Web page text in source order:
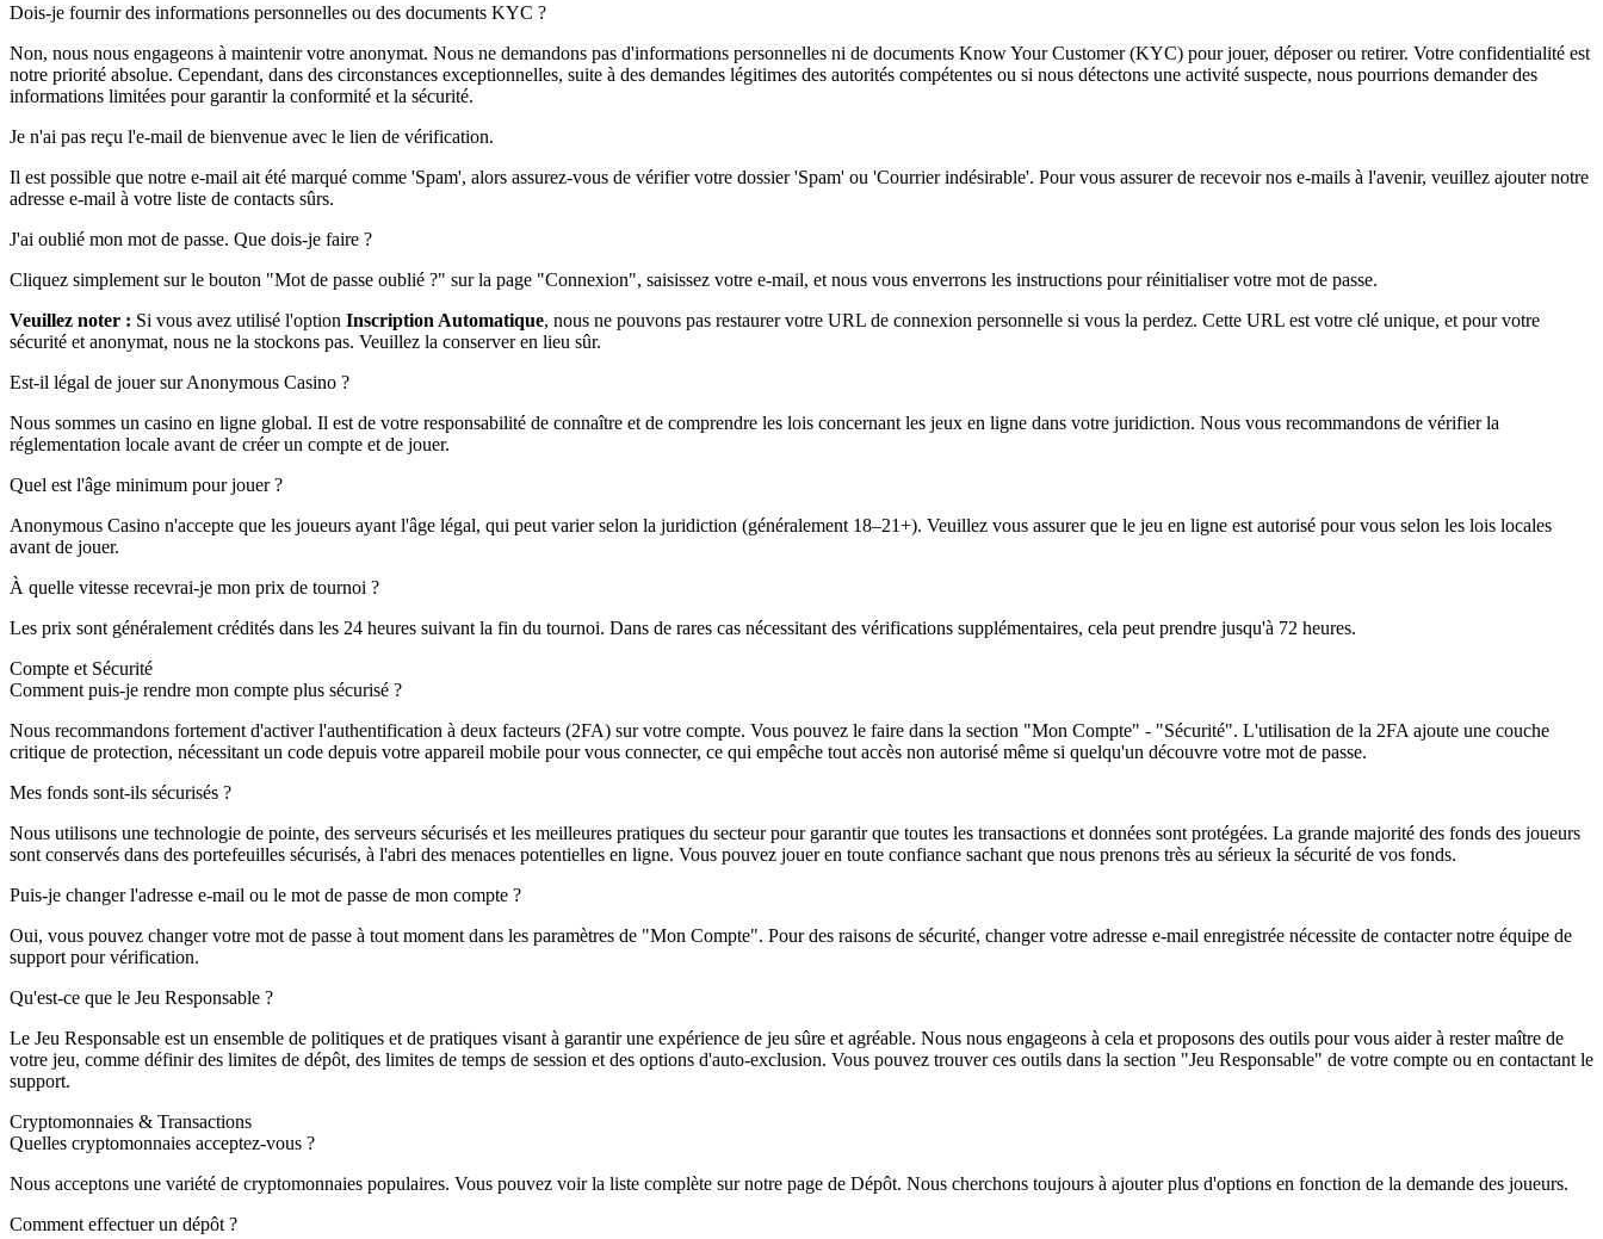
Dois-je fournir des informations personnelles ou des documents KYC ?
Non, nous nous engageons à maintenir votre anonymat. Nous ne demandons pas d'informations personnelles ni de documents Know Your Customer (KYC) pour jouer, déposer ou retirer. Votre confidentialité est
notre priorité absolue. Cependant, dans des circonstances exceptionnelles, suite à des demandes légitimes des autorités compétentes ou si nous détectons une activité suspecte, nous pourrions demander des
informations limitées pour garantir la conformité et la sécurité.
Je n'ai pas reçu l'e-mail de bienvenue avec le lien de vérification.
Il est possible que notre e-mail ait été marqué comme 'Spam', alors assurez-vous de vérifier votre dossier 'Spam' ou 'Courrier indésirable'. Pour vous assurer de recevoir nos e-mails à l'avenir, veuillez ajouter notre
adresse e-mail à votre liste de contacts sûrs.
J'ai oublié mon mot de passe. Que dois-je faire ?
Cliquez simplement sur le bouton "Mot de passe oublié ?" sur la page "Connexion", saisissez votre e-mail, et nous vous enverrons les instructions pour réinitialiser votre mot de passe.
Veuillez noter : Si vous avez utilisé l'option Inscription Automatique, nous ne pouvons pas restaurer votre URL de connexion personnelle si vous la perdez. Cette URL est votre clé unique, et pour votre
sécurité et anonymat, nous ne la stockons pas. Veuillez la conserver en lieu sûr.
Est-il légal de jouer sur Anonymous Casino ?
Nous sommes un casino en ligne global. Il est de votre responsabilité de connaître et de comprendre les lois concernant les jeux en ligne dans votre juridiction. Nous vous recommandons de vérifier la
réglementation locale avant de créer un compte et de jouer.
Quel est l'âge minimum pour jouer ?
Anonymous Casino n'accepte que les joueurs ayant l'âge légal, qui peut varier selon la juridiction (généralement 18–21+). Veuillez vous assurer que le jeu en ligne est autorisé pour vous selon les lois locales
avant de jouer.
À quelle vitesse recevrai-je mon prix de tournoi ?
Les prix sont généralement crédités dans les 24 heures suivant la fin du tournoi. Dans de rares cas nécessitant des vérifications supplémentaires, cela peut prendre jusqu'à 72 heures.
Compte et Sécurité
Comment puis-je rendre mon compte plus sécurisé ?
Nous recommandons fortement d'activer l'authentification à deux facteurs (2FA) sur votre compte. Vous pouvez le faire dans la section "Mon Compte" - "Sécurité". L'utilisation de la 2FA ajoute une couche
critique de protection, nécessitant un code depuis votre appareil mobile pour vous connecter, ce qui empêche tout accès non autorisé même si quelqu'un découvre votre mot de passe.
Mes fonds sont-ils sécurisés ?
Nous utilisons une technologie de pointe, des serveurs sécurisés et les meilleures pratiques du secteur pour garantir que toutes les transactions et données sont protégées. La grande majorité des fonds des joueurs
sont conservés dans des portefeuilles sécurisés, à l'abri des menaces potentielles en ligne. Vous pouvez jouer en toute confiance sachant que nous prenons très au sérieux la sécurité de vos fonds.
Puis-je changer l'adresse e-mail ou le mot de passe de mon compte ?
Oui, vous pouvez changer votre mot de passe à tout moment dans les paramètres de "Mon Compte". Pour des raisons de sécurité, changer votre adresse e-mail enregistrée nécessite de contacter notre équipe de
support pour vérification.
Qu'est-ce que le Jeu Responsable ?
Le Jeu Responsable est un ensemble de politiques et de pratiques visant à garantir une expérience de jeu sûre et agréable. Nous nous engageons à cela et proposons des outils pour vous aider à rester maître de
votre jeu, comme définir des limites de dépôt, des limites de temps de session et des options d'auto-exclusion. Vous pouvez trouver ces outils dans la section "Jeu Responsable" de votre compte ou en contactant le
support.
Cryptomonnaies & Transactions
Quelles cryptomonnaies acceptez-vous ?
Nous acceptons une variété de cryptomonnaies populaires. Vous pouvez voir la liste complète sur notre page de Dépôt. Nous cherchons toujours à ajouter plus d'options en fonction de la demande des joueurs.
Comment effectuer un dépôt ?